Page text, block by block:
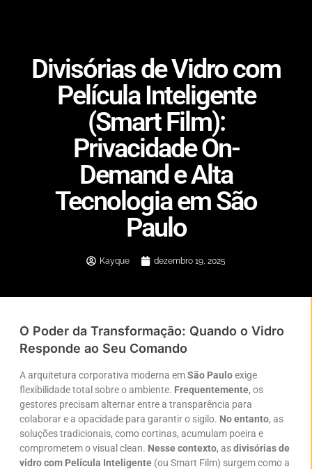
Divisórias de Vidro com
Película Inteligente
(Smart Film):
Privacidade On-
Demand e Alta
Tecnologia em São
Paulo
Kayque dezembro 19, 2025
O Poder da Transformação: Quando o Vidro
Responde ao Seu Comando
A arquitetura corporativa moderna emSão Pauloexige
flexibilidade total sobre o ambiente. Frequentemente, os
gestores precisam alternar entre a transparência para
colaborar e a opacidade para garantir o sigilo. No entanto, as
soluções tradicionais, como cortinas, acumulam poeira e
comprometem o visual clean. Nesse contexto, asdivisórias de
vidro com Película Inteligente (ou Smart Film) surgem como a